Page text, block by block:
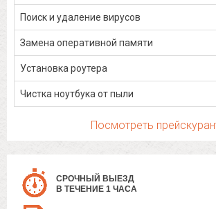
Поиск и удаление вирусов
Замена оперативной памяти
Установка роутера
Чистка ноутбука от пыли
Посмотреть
СРОЧНЫЙ ВЫЕЗД
В ТЕЧЕНИЕ 1 ЧАСА